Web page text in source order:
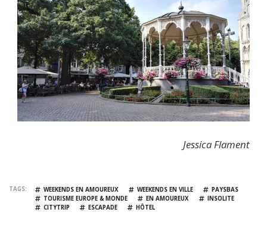
Jessica Flament
TAGS WEEKENDS EN AMOUREUX WEEKENDS EN VILLE
PAYSBAS
TOURISME EUROPE & MONDE
EN AMOUREUX
INSOLITE
CITYTRIP
ESCAPADE HÔTEL